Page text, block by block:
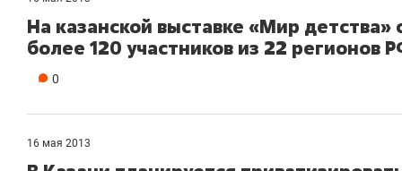
На казанской выставке «Мир
более 120 участников из 22 регионов
0
16 мая 2013